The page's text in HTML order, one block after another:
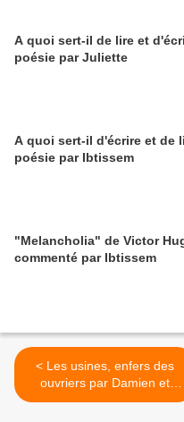
A quoi sert-il de lire et
poésie par Juliette
A quoi sert-il d'écrire et de
poésie par Ibtissem
"Melancholia" de Victor
commenté par Ibtissem
< Les usines, enfers des
ouvriers par Damien et
Nicolas